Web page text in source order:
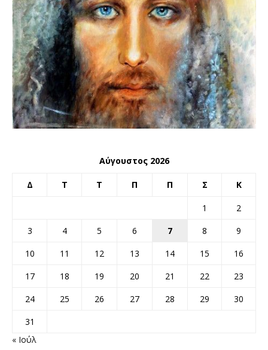
Αύγουστος 2026
Δ Τ Τ Π Π Σ Κ
1
2
3
4 5 6 7 8
9
10
11 12 13 14 15
16
17
18 19 20 21 22
23
24
25 26 27 28 29
30
31
« Ιούλ